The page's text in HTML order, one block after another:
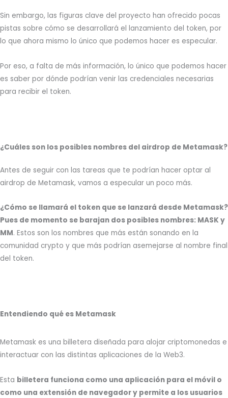
Sin embargo, las figuras clave del proyecto han ofrecido pocas
pistas sobre cómo se desarrollará el lanzamiento del token, por
lo que ahora mismo lo único que podemos hacer es especular.
Por eso, a falta de más información, lo único que podemos hacer
es saber por dónde podrían venir las credenciales necesarias
para recibir el token.
¿Cuáles son los posibles nombres del airdrop de Metamask?
Antes de seguir con las tareas que te podrían hacer optar al
airdrop de Metamask, vamos a especular un poco más.
¿Cómo se llamará el token que se lanzará desde Metamask?
Pues de momento se barajan dos posibles nombres: MASK y
MM. Estos son los nombres que más están sonando en la
comunidad crypto y que más podrían asemejarse al nombre final
del token.
Entendiendo qué es Metamask
Metamask es una billetera diseñada para alojar criptomonedas e
interactuar con las distintas aplicaciones de la Web3.
Esta billetera funciona como una aplicación para el móvil o
como una extensión de navegador y permite a los usuarios